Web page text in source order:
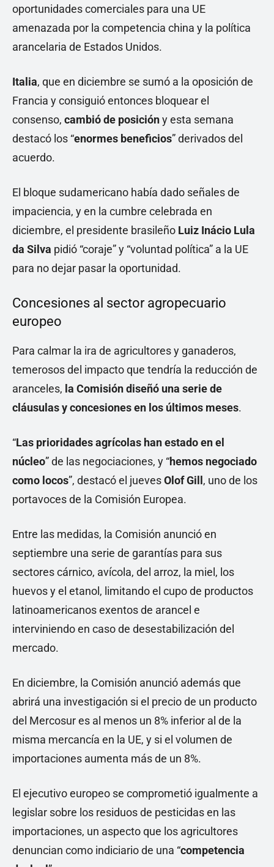
oportunidades comerciales para una UE
amenazada por la competencia china y la política
arancelaria de Estados Unidos.
Italia, que en diciembre se sumó a la oposición de
Francia y consiguió entonces bloquear el
consenso, cambió de posicióny esta semana
destacó los “enormes beneficios” derivados del
acuerdo.
El bloque sudamericano había dado señales de
impaciencia, y en la cumbre celebrada en
diciembre, el presidente brasileño Luiz Inácio Lula
da Silva pidió “coraje” y “voluntad política” a la UE
para no dejar pasar la oportunidad.
Concesiones al sector agropecuario
europeo
Para calmar la ira de agricultores y ganaderos,
temerosos del impacto que tendría la reducción de
aranceles, la Comisión diseñó una serie de
cláusulas y concesiones en los últimos meses.
“Las prioridades agrícolas han estado en el
núcleo” de las negociaciones, y “hemos negociado
como locos”, destacó el juevesOlof Gill , uno de los
portavoces de la Comisión Europea.
Entre las medidas, la Comisión anunció en
septiembre una serie de garantías para sus
sectores cárnico, avícola, del arroz, la miel, los
huevos y el etanol, limitando el cupo de productos
latinoamericanos exentos de arancel e
interviniendo en caso de desestabilización del
mercado.
En diciembre, la Comisión anunció además que
abrirá una investigación si el precio de un producto
del Mercosur es al menos un 8% inferior al de la
misma mercancía en la UE, y si el volumen de
importaciones aumenta más de un 8%.
El ejecutivo europeo se comprometió igualmente a
legislar sobre los residuos de pesticidas en las
importaciones, un aspecto que los agricultores
denuncian como indiciario de una “competencia